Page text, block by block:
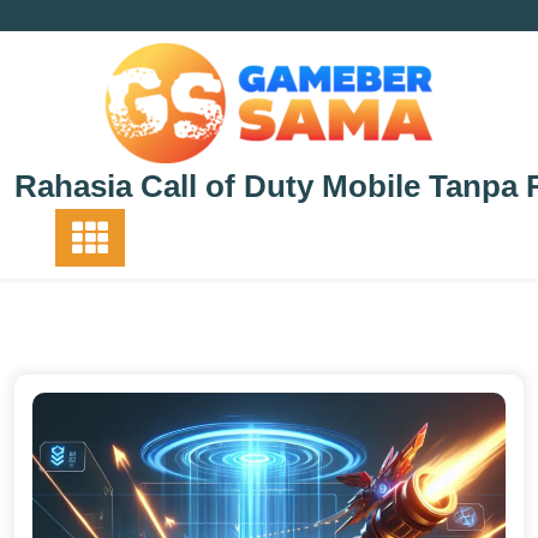
Rahasia Call of Duty Mobile Tanpa